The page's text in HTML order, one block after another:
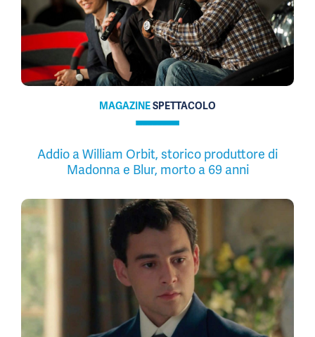
MAGAZINESPETTACOLO
Addio a William Orbit, storico produttore di
Madonna e Blur, morto a 69 anni